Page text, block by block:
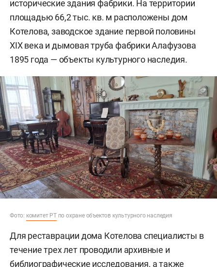
исторические здания фабрики. На территории
площадью 66,2 тыс. кв. м расположены дом
Котелова, заводское здание первой половины
XIX века и дымовая труба фабрики Алафузова
1895 года — объекты культурного наследия.
Фото: комитет РТпо охране объектов культурного наследия
Для реставрации дома Котелова специалисты в
течение трех лет проводили архивные и
библиографические исследования, а также